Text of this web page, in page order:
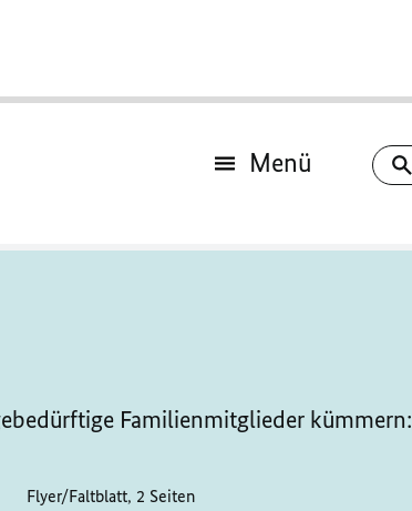
Menü
Familienmitglieder kümmern:
Flyer/Faltblatt, 2 Seiten